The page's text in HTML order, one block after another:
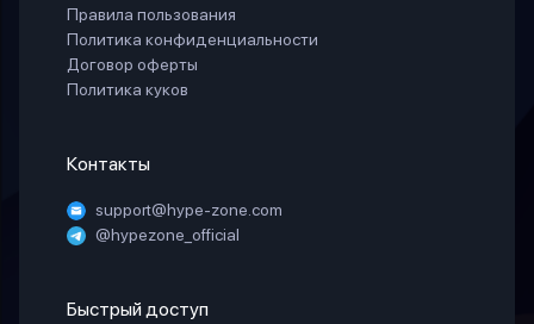
Правила пользования
Политика конфиденциальности
Договор оферты
Политика куков
Контакты
support@hype-zone.com
@hypezone_official
Быстрый доступ